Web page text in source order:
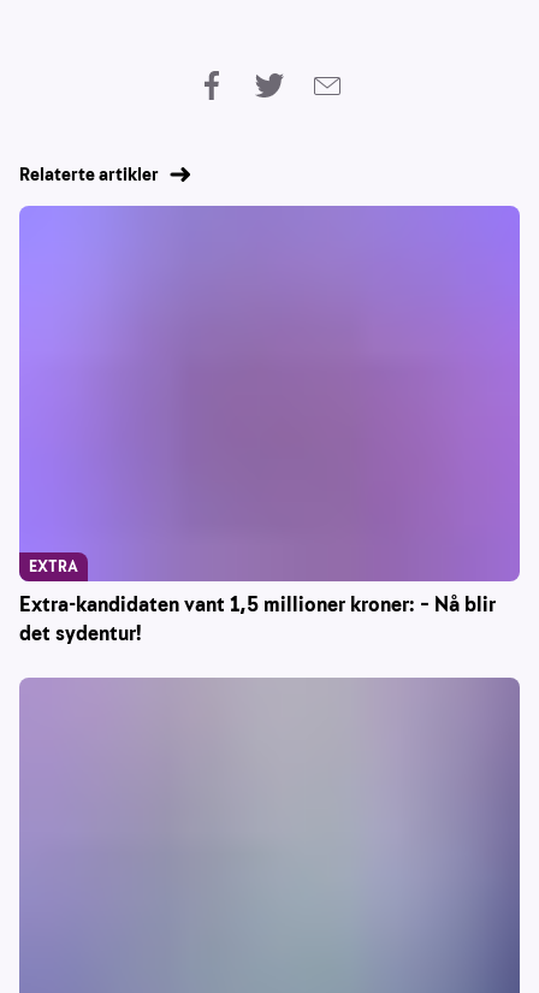
Relaterte artikler
Extra-kandidaten vant 1,5 millioner kroner: – Nå blir
det sydentur!
EXTRA